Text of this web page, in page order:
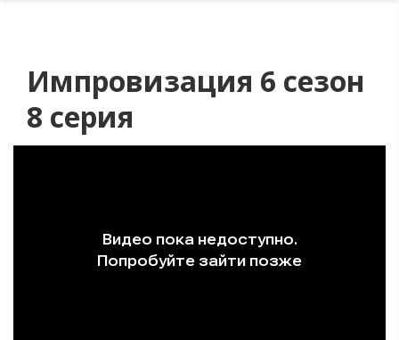
Импровизация 6 сезон
8 серия